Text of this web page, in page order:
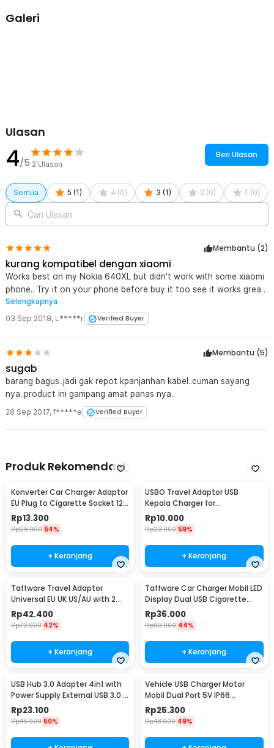
Galeri
Ulasan
4/5 2 Ulasan
Beri Ulasan
Semua 5 (1 ) 4 (0) 3 (1 ) 2 (0) 1 (0)
Cari Ulasan
Membantu (2)
kurang kompatibel dengan xiaomi
Works best on my Nokia 640XL but didn't work with some xiaomi
phone.. Try it on your phone before buy it too see it works great
or not..
Selengkapnya
03 Sep 2018, L*****r Verified Buyer
Membantu (5)
sugab
barang bagus..jadi gak repot kpanjanhan kabel..cuman sayang
nya..product ini gampang amat panas nya..
28 Sep 2017, f*****e Verified Buyer
Produk Rekomendasi
Konverter Car Charger Adaptor
EU Plug to Cigarette Socket 12V
500mA - KYA109
Rp13.300
Rp28.900 54%
+ Keranjang
USBO Travel Adaptor USB
Kepala Charger for
Smartphone 5V 2A - U90EWE
Rp10.000
Rp23.900 59%
+ Keranjang
Taffware Travel Adaptor
Universal EU UK US/AU with 2
Port USB A 2.1A - JY-148
Rp42.400
Rp72.900 42%
+ Keranjang
Taffware Car Charger Mobil LED
Display Dual USB Cigarette
Plug 3.1A - EC2
Rp36.000
Rp63.900 44%
+ Keranjang
USB Hub 3.0 Adapter 4in1 with
Power Supply External USB 3.0 4
Port - UH-103U3
Rp23.100
Rp45.900 50%
Vehicle USB Charger Motor
Mobil Dual Port 5V IP66
Splashproof - 42557
Rp25.300
Rp48.900 49%